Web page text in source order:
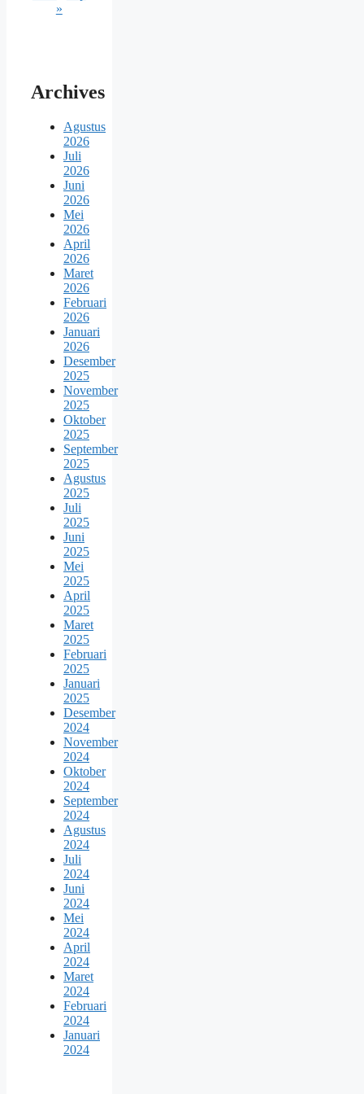
»
Archives
Agustus
2026
Juli
2026
Juni
2026
Mei
2026
April
2026
Maret
2026
Februari
2026
Januari
2026
Desember
2025
November
2025
Oktober
2025
September
2025
Agustus
2025
Juli
2025
Juni
2025
Mei
2025
April
2025
Maret
2025
Februari
2025
Januari
2025
Desember
2024
November
2024
Oktober
2024
September
2024
Agustus
2024
Juli
2024
Juni
2024
Mei
2024
April
2024
Maret
2024
Februari
2024
Januari
2024